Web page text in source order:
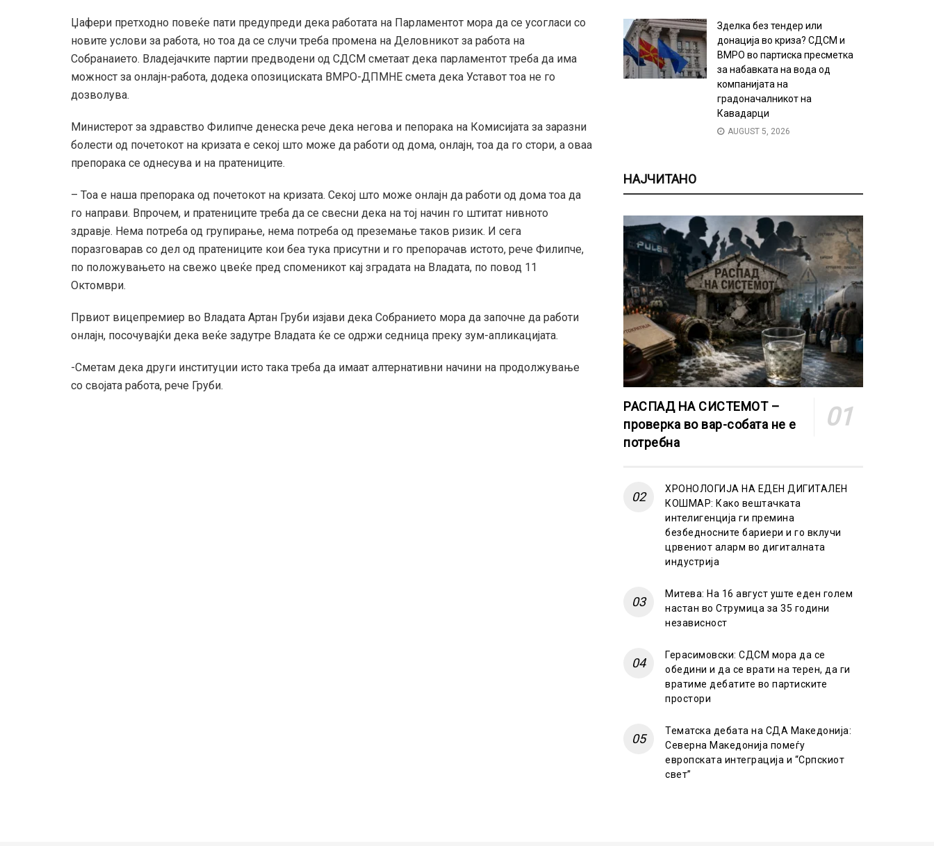
Џафери претходно повеќе пати предупреди дека работата на Парламентот мора да се усогласи со
новите услови за работа, но тоа да се случи треба промена на Деловникот за работа на
Собранаието. Владејачките партии предводени од СДСМ сметаат дека парламентот треба да има
можност за онлајн-работа, додека опозициската ВМРО-ДПМНЕ смета дека Уставот тоа не го
дозволува.
Министерот за здравство Филипче денеска рече дека негова и пепорака на Комисијата за заразни
болести од почетокот на кризата е секој што може да работи од дома, онлајн, тоа да го стори, а оваа
препорака се однесува и на пратениците.
– Тоа е наша препорака од почетокот на кризата. Секој што може онлајн да работи од дома тоа да
го направи. Впрочем, и пратениците треба да се свесни дека на тој начин го штитат нивното
здравје. Нема потреба од групирање, нема потреба од преземање таков ризик. И сега
поразговарав со дел од пратениците кои беа тука присутни и го препорачав истото, рече Филипче,
по положувањето на свежо цвеќе пред споменикот кај зградата на Владата, по повод 11
Октомври.
Првиот вицепремиер во Владата Артан Груби изјави дека Собранието мора да започне да работи
онлајн, посочувајќи дека веќе задутре Владата ќе се одржи седница преку зум-апликацијата.
-Сметам дека други институции исто така треба да имаат алтернативни начини на продолжување
со својата работа, рече Груби.
Зделка без тендер или
донација во криза? СДСМ и
ВМРО во партиска пресметка
за набавката на вода од
компанијата на
градоначалникот на
Кавадарци
AUGUST 5, 2026
НАЈЧИТАНО
РАСПАД НА СИСТЕМОТ –
проверка во вар-собата не е
потребна
ХРОНОЛОГИЈА НА ЕДЕН ДИГИТАЛЕН
КОШМАР: Како вештачката
интелигенција ги премина
безбедносните бариери и го вклучи
црвениот аларм во дигиталната
индустрија
Митева: На 16 август уште еден голем
настан во Струмица за 35 години
независност
Герасимовски: СДСМ мора да се
обедини и да се врати на терен, да ги
вратиме дебатите во партиските
простори
Тематска дебата на СДА Македонија:
Северна Македонија помеѓу
европската интеграција и “Српскиот
свет”